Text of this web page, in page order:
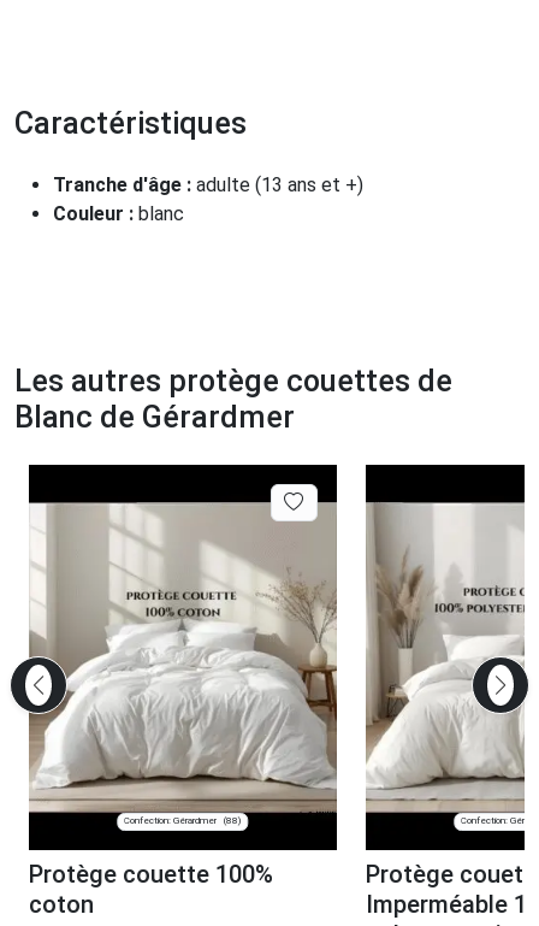
Caractéristiques
Tranche d'âge : adulte (13 ans et +)
Couleur : blanc
Les autres protège couettes de
Blanc de Gérardmer
Confection: Gérardmer (88)
Protège couette 100%
coton
Confection:
Protège
Imperméable